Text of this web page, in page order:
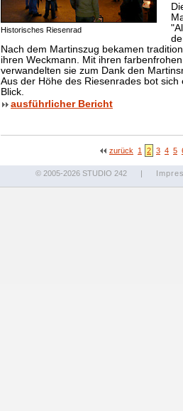
Historisches Riesenrad
Nach dem Martinszug bekamen
ihren Weckmann. Mit ihren
verwandelten sie zum Dank den
Aus der Höhe des Riesenrades bot
Blick.
ausführlicher Bericht
zurück 1 2 3 4 5
© 2005-2026 STUDIO 242 |